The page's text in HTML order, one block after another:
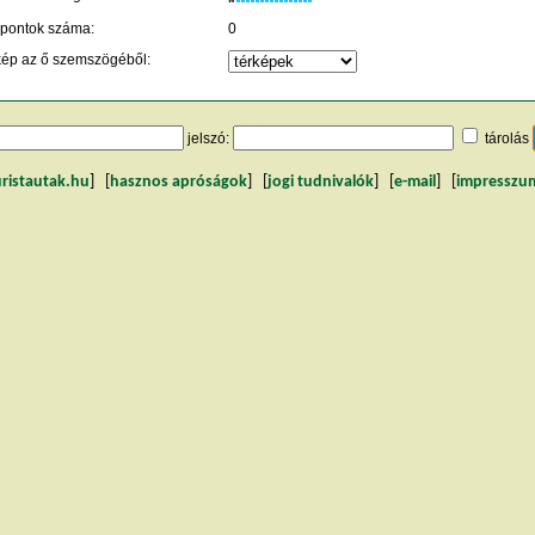
pontok száma:
0
az ő szemszögéből:
jelszó: tárolás
hasznos apróságok jogi tudnivalók e-mail